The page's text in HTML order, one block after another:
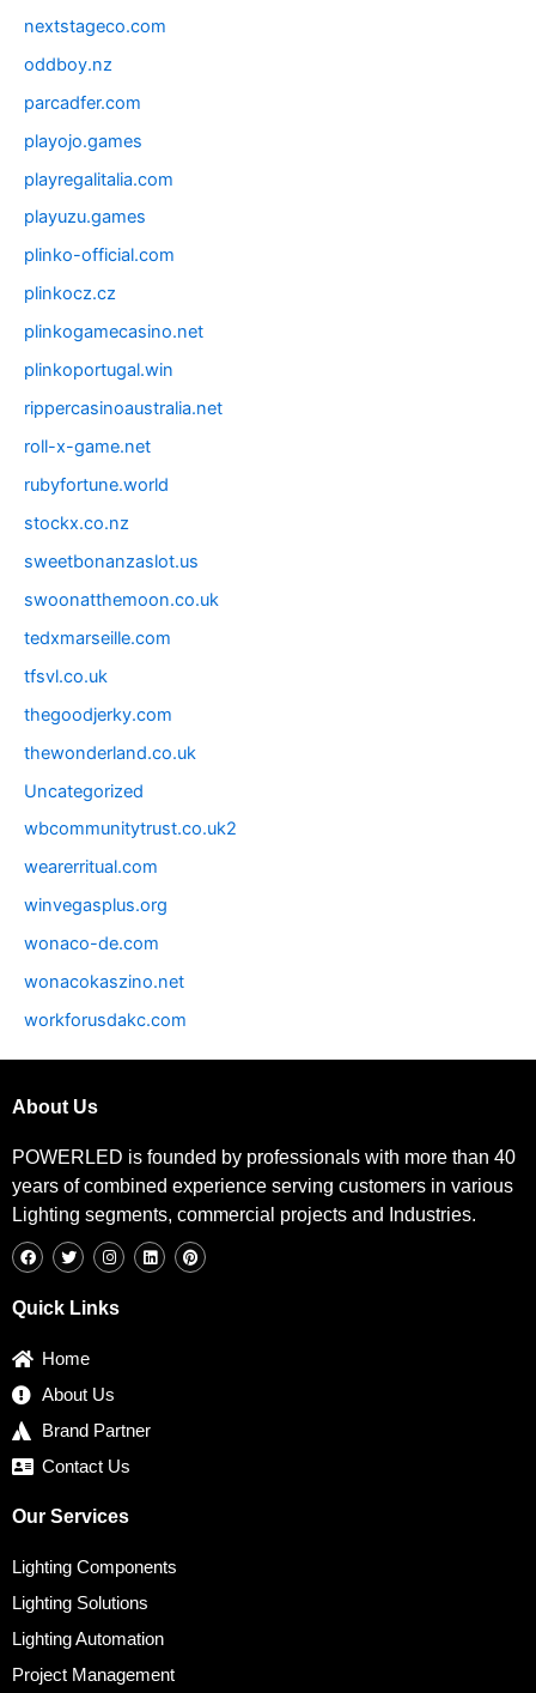
nextstageco.com
oddboy.nz
parcadfer.com
playojo.games
playregalitalia.com
playuzu.games
plinko-official.com
plinkocz.cz
plinkogamecasino.net
plinkoportugal.win
rippercasinoaustralia.net
roll-x-game.net
rubyfortune.world
stockx.co.nz
sweetbonanzaslot.us
swoonatthemoon.co.uk
tedxmarseille.com
tfsvl.co.uk
thegoodjerky.com
thewonderland.co.uk
Uncategorized
wbcommunitytrust.co.uk2
wearerritual.com
winvegasplus.org
wonaco-de.com
wonacokaszino.net
workforusdakc.com
About Us
POWERLED is founded by professionals with more than 40
years of combined experience serving customers in various
Lighting segments, commercial projects and Industries.
a
c
o
w
i
t
e
n
s
g
i
n
i
n
Quick Links
Home
About Us
Brand Partner
Contact Us
Our Services
Lighting Components
Lighting Solutions
Lighting Automation
Project Management